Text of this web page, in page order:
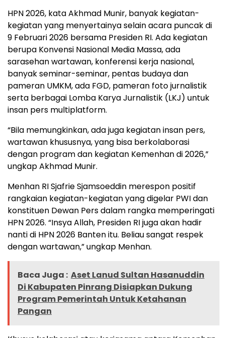
HPN 2026, kata Akhmad Munir, banyak kegiatan-
kegiatan yang menyertainya selain acara puncak di
9 Februari 2026 bersama Presiden RI. Ada kegiatan
berupa Konvensi Nasional Media Massa, ada
sarasehan wartawan, konferensi kerja nasional,
banyak seminar-seminar, pentas budaya dan
pameran UMKM, ada FGD, pameran foto jurnalistik
serta berbagai Lomba Karya Jurnalistik (LKJ) untuk
insan pers multiplatform.
“Bila memungkinkan, ada juga kegiatan insan pers,
wartawan khususnya, yang bisa berkolaborasi
dengan program dan kegiatan Kemenhan di 2026,”
ungkap Akhmad Munir.
Menhan RI Sjafrie Sjamsoeddin merespon positif
rangkaian kegiatan-kegiatan yang digelar PWI dan
konstituen Dewan Pers dalam rangka memperingati
HPN 2026. “Insya Allah, Presiden RI juga akan hadir
nanti di HPN 2026 Banten itu. Beliau sangat respek
dengan wartawan,” ungkap Menhan.
Baca Juga : Aset Lanud Sultan Hasanuddin
Di Kabupaten Pinrang Disiapkan Dukung
Program Pemerintah Untuk Ketahanan
Pangan